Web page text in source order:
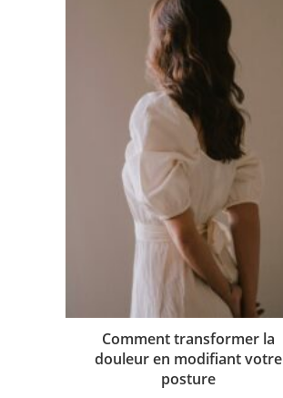
Comment transformer la
douleur en modifiant votre
posture